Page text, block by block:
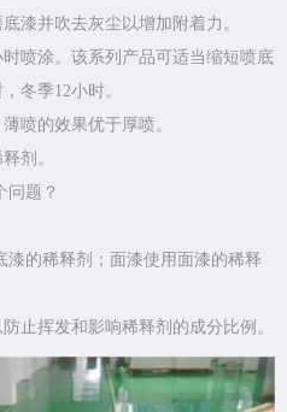
并吹去灰尘以增加附着力。
喷涂。该系列产品可适当缩短喷底
冬季12小时。
的效果优于厚喷。
剂。
题？
的稀释剂；面漆使用面漆的稀释
挥发和影响稀释剂的成分比例。